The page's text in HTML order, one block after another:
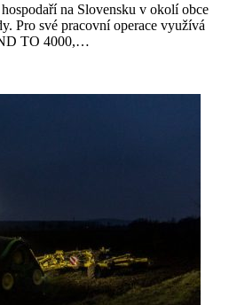
na Slovensku v okolí obce
Pro své pracovní operace využívá
TO 4000,…